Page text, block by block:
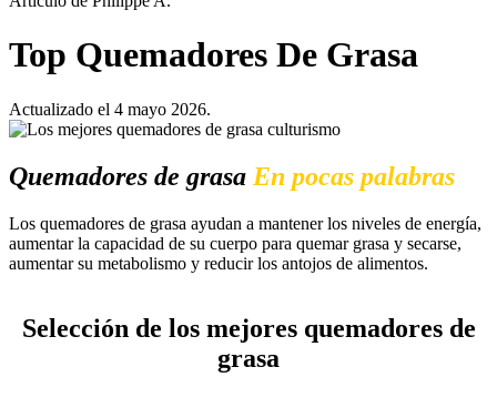
Top Quemadores De Grasa
Actualizado el 4 mayo 2026.
Quemadores de grasa En pocas palabras
Los quemadores de grasa ayudan a mantener los niveles de energía,
aumentar la capacidad de su cuerpo para quemar grasa y secarse,
aumentar su metabolismo y reducir los antojos de alimentos.
Selección de los mejores quemadores de
grasa